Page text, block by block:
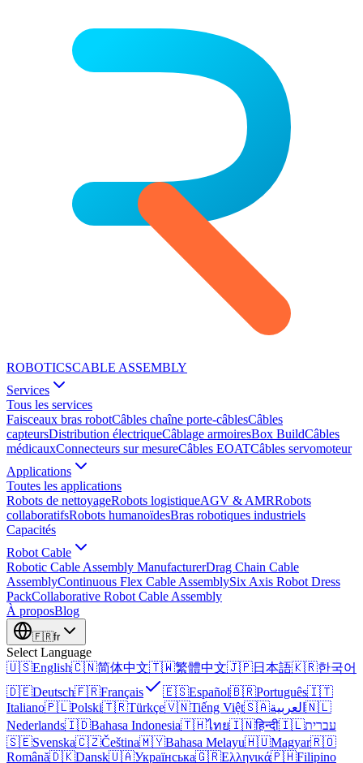
ROBOTICSCABLE ASSEMBLY
Services
Tous les services
Faisceaux bras robotCâbles chaîne porte-câblesCâbles
capteursDistribution électriqueCâblage armoiresBox BuildCâbles
médicauxConnecteurs sur mesureCâbles EOATCâbles servomoteur
Applications
Toutes les applications
Robots de nettoyageRobots logistiqueAGV & AMRRobots
collaboratifsRobots humanoïdesBras robotiques industriels
Capacités
Robot Cable
Robotic Cable Assembly ManufacturerDrag Chain Cable
AssemblyContinuous Flex Cable AssemblySix Axis Robot Dress
PackCollaborative Robot Cable Assembly
À proposBlog
🇫🇷fr
Select Language
🇺🇸English🇨🇳简体中文🇹🇼繁體中文🇯🇵日本語🇰🇷한국어
🇩🇪Deutsch🇫🇷Français 🇪🇸Español🇧🇷Português🇮🇹
Italiano🇵🇱Polski🇹🇷Türkçe🇻🇳Tiếng Việt🇸🇦العربية 🇳🇱
Nederlands🇮🇩Bahasa Indonesia🇹🇭ไทย🇮🇳हिन्दी🇮🇱עברית
🇸🇪Svenska🇨🇿Čeština🇲🇾Bahasa Melayu🇭🇺Magyar🇷🇴
Română🇩🇰Dansk🇺🇦Українська🇬🇷Ελληνικά🇵🇭Filipino